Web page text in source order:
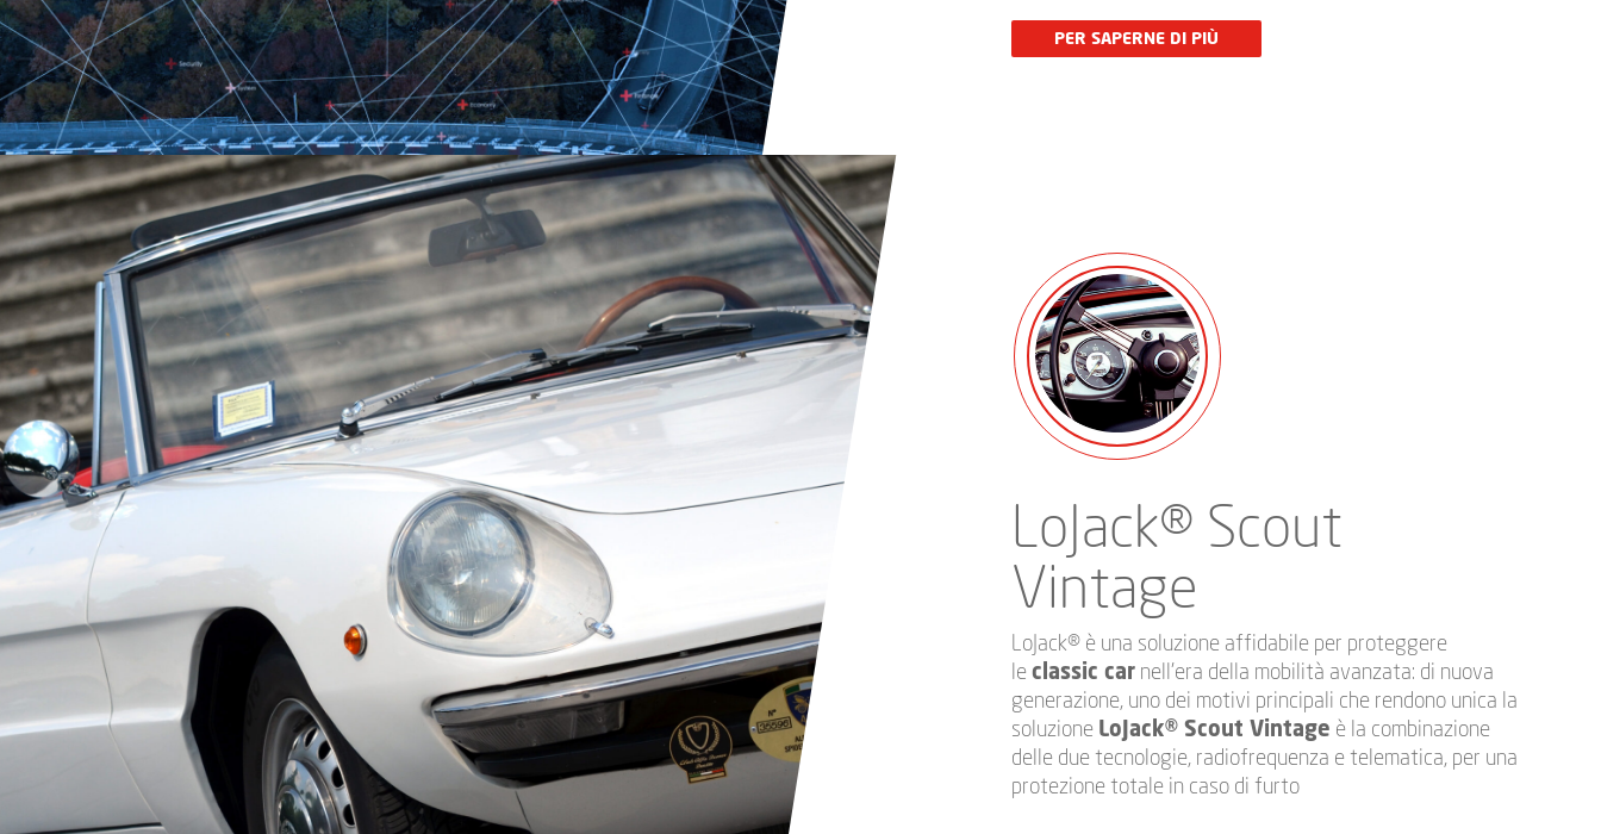
PER SAPERNE DI PIÙ
LoJack® Scout
Vintage
LoJack® è una soluzione affidabile per proteggere
leclassic car nell’era della mobilità avanzata: di nuova
generazione, uno dei motivi principali che rendono unica la
soluzione LoJack® Scout Vintage è la combinazione
delle due tecnologie, radiofrequenza e telematica, per una
protezione totale in caso di furto